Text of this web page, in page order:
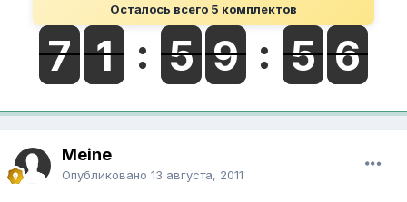
Осталось всего 5 комплектов
Meine
Опубликовано 13 августа, 2011